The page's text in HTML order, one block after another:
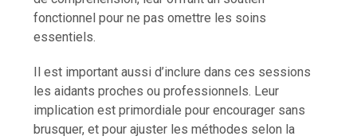
fonctionnel pour ne pas omettre les soins
essentiels.
Il est important aussi d’inclure dans ces sessions
les aidants proches ou professionnels. Leur
implication est primordiale pour encourager sans
brusquer, et pour ajuster les méthodes selon la